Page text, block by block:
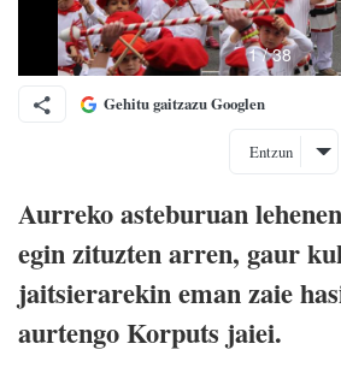
Gehitu gaitzazu Googlen
Entzun
Aurreko asteburuan
egin zituzten arren, gaur
jaitsierarekin eman zaie
aurtengo Korputs jaiei.